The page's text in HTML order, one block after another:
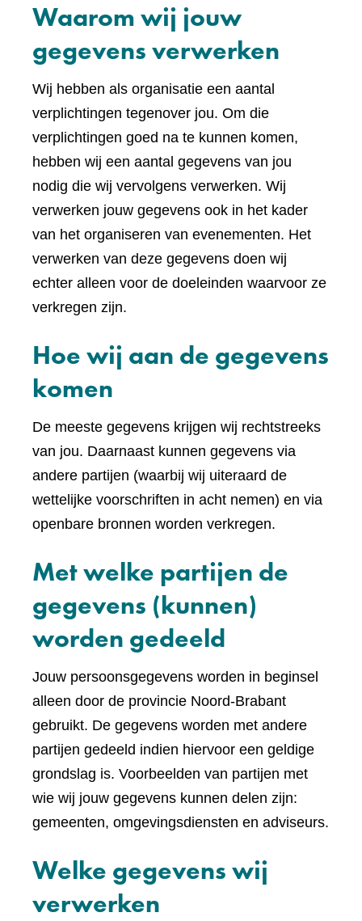
Waarom wij jouw
gegevens verwerken
Wij hebben als organisatie een aantal
verplichtingen tegenover jou. Om die
verplichtingen goed na te kunnen komen,
hebben wij een aantal gegevens van jou
nodig die wij vervolgens verwerken. Wij
verwerken jouw gegevens ook in het kader
van het organiseren van evenementen. Het
verwerken van deze gegevens doen wij
echter alleen voor de doeleinden waarvoor ze
verkregen zijn.
Hoe wij aan de gegevens
komen
De meeste gegevens krijgen wij rechtstreeks
van jou. Daarnaast kunnen gegevens via
andere partijen (waarbij wij uiteraard de
wettelijke voorschriften in acht nemen) en via
openbare bronnen worden verkregen.
Met welke partijen de
gegevens (kunnen)
worden gedeeld
Jouw persoonsgegevens worden in beginsel
alleen door de provincie Noord-Brabant
gebruikt. De gegevens worden met andere
partijen gedeeld indien hiervoor een geldige
grondslag is. Voorbeelden van partijen met
wie wij jouw gegevens kunnen delen zijn:
gemeenten, omgevingsdiensten en adviseurs.
Welke gegevens wij
verwerken